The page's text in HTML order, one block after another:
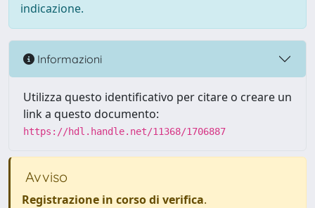
indicazione.
Informazioni
Utilizza questo identificativo per citare o creare un
link a questo documento:
https://hdl.handle.net/11368/1706887
Avviso
Registrazione in corso di verifica.